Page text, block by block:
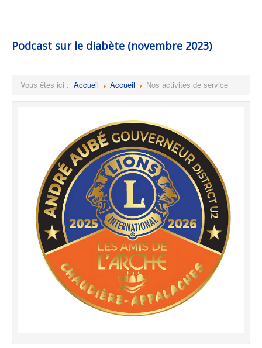
Podcast sur le diabète (novembre 2023)
Vous êtes ici : Accueil Accueil Nos activités de service